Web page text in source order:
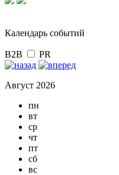
Календарь событий
B2B PR
Август 2026
пн
вт
ср
чт
пт
сб
вс